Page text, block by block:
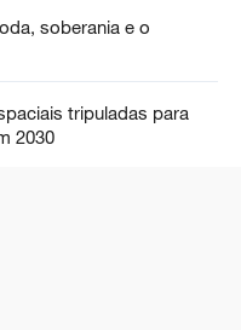
soberania e o
tripuladas para
2030